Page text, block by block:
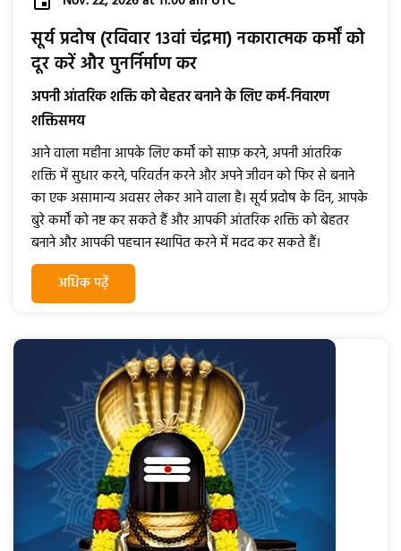
सूर्य प्रदोष (रविवार 13वां चंद्रमा) नकारात्मक कर्मों को
दूर करें और पुनर्निर्माण कर
अपनी आंतरिक शक्ति को बेहतर बनाने के लिए कर्म-निवारण
शक्तिसमय
आने वाला महीना आपके लिए कर्मों को साफ़ करने, अपनी आंतरिक
शक्ति में सुधार करने, परिवर्तन करने और अपने जीवन को फिर से बनाने
का एक असामान्य अवसर लेकर आने वाला है। सूर्य प्रदोष के दिन, आपके
बुरे कर्मों को नष्ट कर सकते हैं और आपकी आंतरिक शक्ति को बेहतर
बनाने और आपकी पहचान स्थापित करने में मदद कर सकते हैं।
अधिक पढ़ें